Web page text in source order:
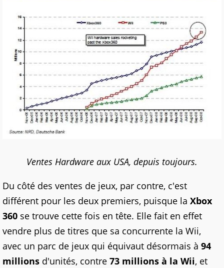
Ventes Hardware aux USA, depuis toujours.
Du côté des ventes de jeux, par contre, c'est
différent pour les deux premiers, puisque la Xbox
360 se trouve cette fois en tête. Elle fait en effet
vendre plus de titres que sa concurrente la Wii,
avec un parc de jeux qui équivaut désormais à 94
millions d'unités, contre 73 millions à la Wii, et